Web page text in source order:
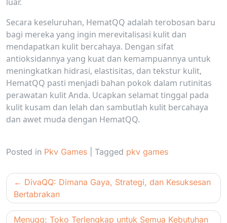
Secara keseluruhan, HematQQ adalah terobosan baru
bagi mereka yang ingin merevitalisasi kulit dan
mendapatkan kulit bercahaya. Dengan sifat
antioksidannya yang kuat dan kemampuannya untuk
meningkatkan hidrasi, elastisitas, dan tekstur kulit,
HematQQ pasti menjadi bahan pokok dalam rutinitas
perawatan kulit Anda. Ucapkan selamat tinggal pada
kulit kusam dan lelah dan sambutlah kulit bercahaya
dan awet muda dengan HematQQ.
Posted in Pkv Games Tagged pkv games
Post
navigation
DivaQQ: Dimana Gaya, Strategi, dan Kesuksesan
Bertabrakan
Menuqq: Toko Terlengkap untuk Semua Kebutuhan